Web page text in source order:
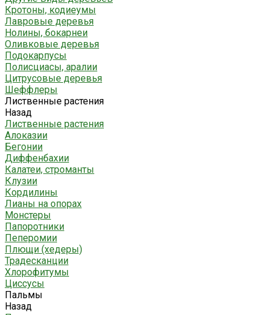
Кротоны, кодиеумы
Лавровые деревья
Нолины, бокарнеи
Оливковые деревья
Подокарпусы
Полисциасы, аралии
Цитрусовые деревья
Шеффлеры
Лиственные растения
Назад
Лиственные растения
Алоказии
Бегонии
Диффенбахии
Калатеи, строманты
Клузии
Кордилины
Лианы на опорах
Монстеры
Папоротники
Пеперомии
Плющи (хедеры)
Традесканции
Хлорофитумы
Циссусы
Пальмы
Назад